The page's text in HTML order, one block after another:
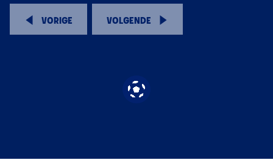
VORIGE VOLGENDE